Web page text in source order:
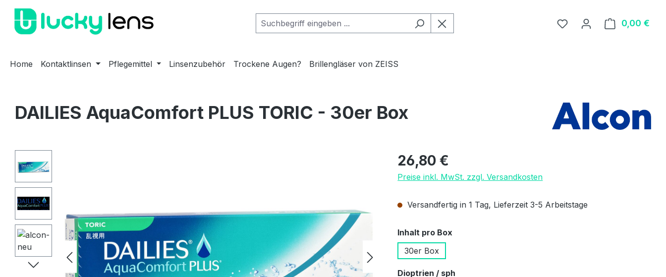
Hauptinhalt springen
Zur Suche springen
Zur Hauptnavigation springen
0,00 €
Home Kontaktlinsen Pflegemittel Linsenzubehör Trockene Augen? Brillengläser von ZEISS
DAILIES AquaComfort PLUS TORIC - 30er Box
Regulärer Preis:
26,80 €
Preise inkl. MwSt. zzgl. Versandkosten
Versandfertig in 1 Tag, Lieferzeit 3-5 Arbeitstage
Inhalt pro Box
30er Box
Dioptrien / sph